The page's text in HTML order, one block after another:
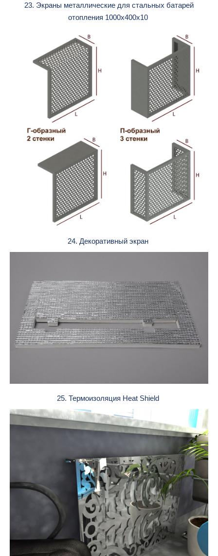
23. Экраны металлические для стальных батарей
отопления 1000х400х10
24. Декоративный экран
25. Термоизоляция Heat Shield